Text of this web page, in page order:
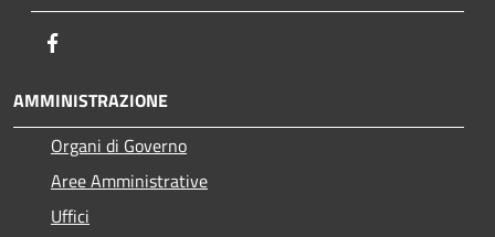
AMMINISTRAZIONE
Organi di Governo
Aree Amministrative
Uffici